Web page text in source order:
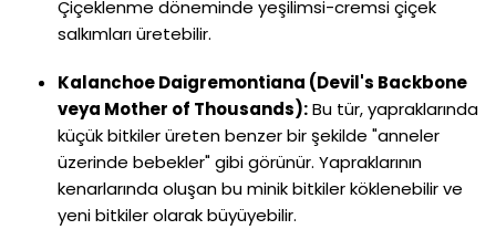
Çiçeklenme döneminde yeşilimsi-cremsi çiçek
salkımları üretebilir.
Kalanchoe Daigremontiana (Devil's Backbone
veya Mother of Thousands):Bu tür, yapraklarında
küçük bitkiler üreten benzer bir şekilde "anneler
üzerinde bebekler" gibi görünür. Yapraklarının
kenarlarında oluşan bu minik bitkiler köklenebilir ve
yeni bitkiler olarak büyüyebilir.